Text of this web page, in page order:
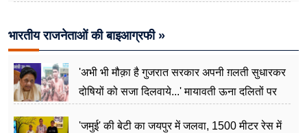
भारतीय राजनेताओं की बाइआग्रफी »
'अभी भी मौक़ा है गुजरात सरकार अपनी ग़लती सुधारकर
दोषियों को सजा दिलवाये...' मायावती ऊना दलितों पर
'जमुई' की बेटी का जयपुर में जलवा, 1500 मीटर रेस में